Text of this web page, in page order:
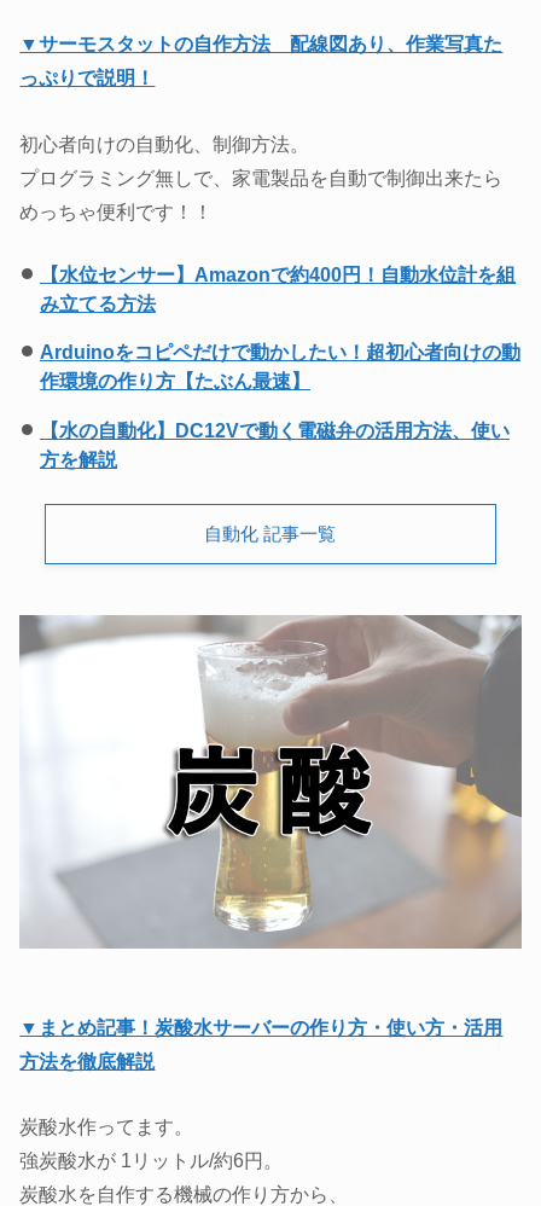
▼サーモスタットの自作方法 配線図あり、作業写真た
っぷりで説明！
初心者向けの自動化、制御方法。
プログラミング無しで、家電製品を自動で制御出来たら
めっちゃ便利です！！
【水位センサー】Amazonで約400円！自動水位計を組
み立てる方法
Arduinoをコピペだけで動かしたい！超初心者向けの動
作環境の作り方【たぶん最速】
【水の自動化】DC12Vで動く電磁弁の活用方法、使い
方を解説
自動化 記事一覧
▼まとめ記事！炭酸水サーバーの作り方・使い方・活用
方法を徹底解説
炭酸水作ってます。
強炭酸水が 1リットル/約6円。
炭酸水を自作する機械の作り方から、